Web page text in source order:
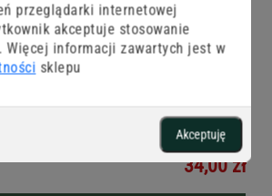
przeglądarki internetowej
akceptuje stosowanie
Więcej informacji zawartych jest w
sklepu
Akceptuję
34,00 zł